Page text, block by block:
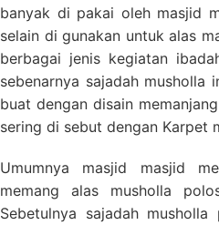
banyak di pakai oleh masjid
selain di gunakan untuk alas
berbagai jenis kegiatan
sebenarnya sajadah musholla
buat dengan disain
sering di sebut dengan Karpet
Umumnya masjid masjid
memang alas musholla
Sebetulnya sajadah